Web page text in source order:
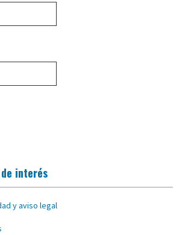
interés
y aviso legal